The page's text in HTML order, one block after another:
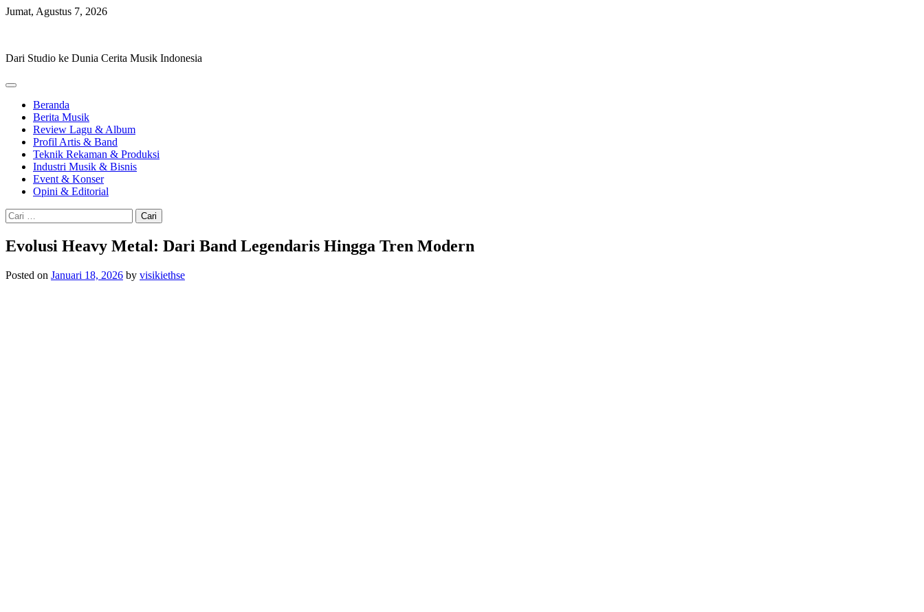
Skip
Jumat, Agustus 7, 2026
Dari Studio ke Dunia Cerita Musik Indonesia
Beranda
Berita Musik
Review Lagu & Album
Profil Artis & Band
Teknik Rekaman & Produksi
Industri Musik & Bisnis
Event & Konser
Opini & Editorial
Cari
untuk:
Evolusi Heavy Metal: Dari Band Legendaris Hingga Tren Modern
Posted on Januari 18, 2026 by visikiethse